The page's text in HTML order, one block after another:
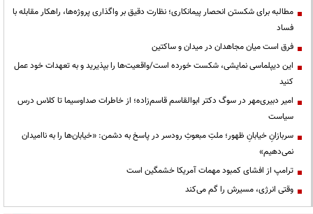
مطالبه برای شکستن انحصار پیمانکاری؛ نظارت دقیق بر واگذاری پروژه‌ها، راهکار مقابله با
فساد
فرق است میان مجاهدان در میدان و ساکتین
این دیپلماسی نمایشی، شکست خورده است/واقعیت‌ها را بپذیرید و به تعهدات خود عمل
کنید
امیر دبیری‌مهر در سوگ دکتر ابوالقاسم قاسم‌زاده؛ از خاطرات صداوسیما تا کلاس درس
سیاست
سربازانِ خیابانِ ظهور؛ ملتِ مبعوثِ رودسر در پاسخ به دشمن: «خیابان‌ها را به ناامیدان
نمی‌دهیم»
ترامپ از افشای کمبود مهمات آمریکا خشمگین است
وقتی انرژی، مسیرش را گم می‌کند